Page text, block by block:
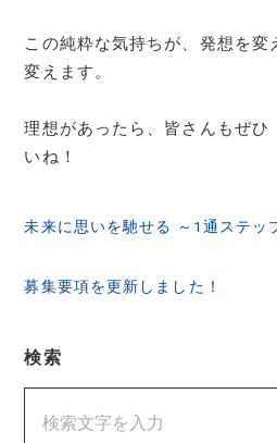
この純粋な気持ちが、発想を変
変えます。
理想があったら、皆さんもぜひ
いね！
投
ナ
ゲ
ー
シ
未来に思いを馳せる ～1通ステッ
募集要項を更新しました！
検索